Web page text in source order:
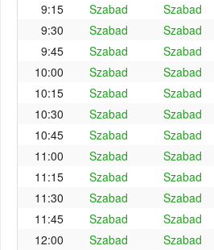
9:15
Szabad Szabad
9:30
Szabad Szabad
9:45
Szabad Szabad
10:00
Szabad Szabad
10:15
Szabad Szabad
10:30
Szabad Szabad
10:45
Szabad Szabad
11:00
Szabad Szabad
11:15
Szabad Szabad
11:30
Szabad Szabad
11:45
Szabad Szabad
12:00
Szabad Szabad